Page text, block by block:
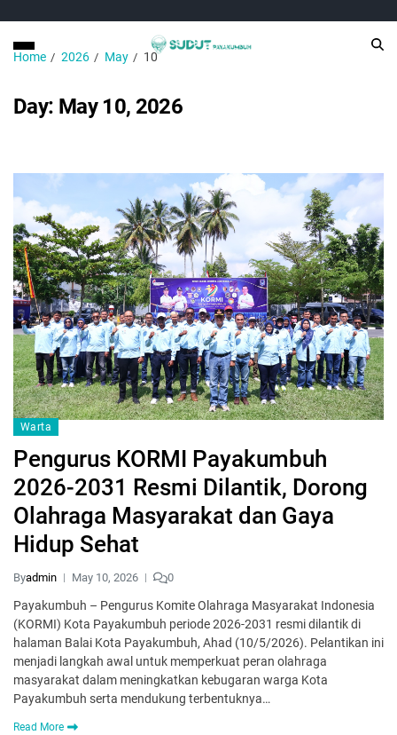
Home 2026 May 10
Day: May 10, 2026
Warta
Pengurus KORMI Payakumbuh
2026-2031 Resmi Dilantik, Dorong
Olahraga Masyarakat dan Gaya
Hidup Sehat
Byadmin May 10, 2026 0
Payakumbuh – Pengurus Komite Olahraga Masyarakat Indonesia
(KORMI) Kota Payakumbuh periode 2026-2031 resmi dilantik di
halaman Balai Kota Payakumbuh, Ahad (10/5/2026). Pelantikan ini
menjadi langkah awal untuk memperkuat peran olahraga
masyarakat dalam meningkatkan kebugaran warga Kota
Payakumbuh serta mendukung terbentuknya…
Read More